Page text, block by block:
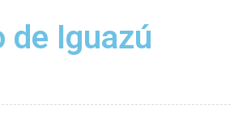
de Iguazú